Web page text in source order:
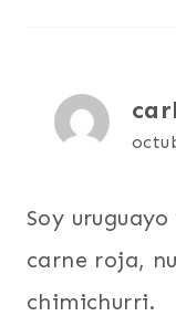
Soy
carne roja,
chimichurri.